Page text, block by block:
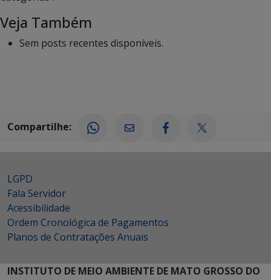
Veja Também
Sem posts recentes disponíveis.
Compartilhe:
LGPD
Fala Servidor
Acessibilidade
Ordem Cronológica de Pagamentos
Planos de Contratações Anuais
INSTITUTO DE MEIO AMBIENTE DE MATO GROSSO DO